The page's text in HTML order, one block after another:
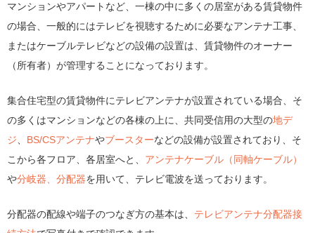
マンションやアパートなど、一棟の中に多くの居室がある賃貸物件
の場合、一般的にはテレビを視聴するために必要なアンテナ工事、
またはケーブルテレビなどの設備の設置は、賃貸物件のオーナー
（所有者）が管理することになっております。
集合住宅型の賃貸物件にテレビアンテナが設置されている場合、そ
の多くはマンションなどの各棟の上に、共同受信用の大型の地デ
ジ
BS/CSアンテナやブースターなどの設備が設置されており、そ
こから各フロア、各居室へと、 アンテナケーブル（同軸ケーブル）
や分岐器、分配器を用いて、テレビ電波を送っております。
分配器の配線や端子のつなぎ方の基本は、 テレビアンテナ分配器接